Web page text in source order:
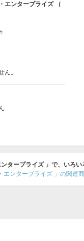
エンタープライズ （
ん。
タープライズ 」で、いろい
エンタープライズ 」の関連